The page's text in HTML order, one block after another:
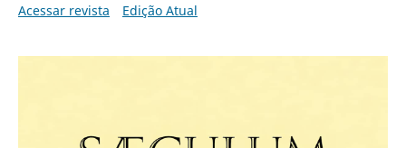
Acessar revista
Edição Atual